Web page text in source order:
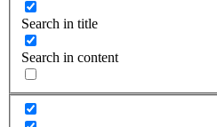
Search in title
Search in content